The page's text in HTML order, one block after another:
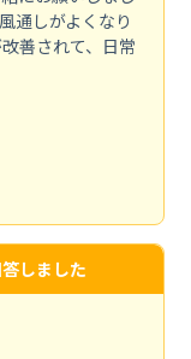
通しがよくなり
善されて、日常
しました